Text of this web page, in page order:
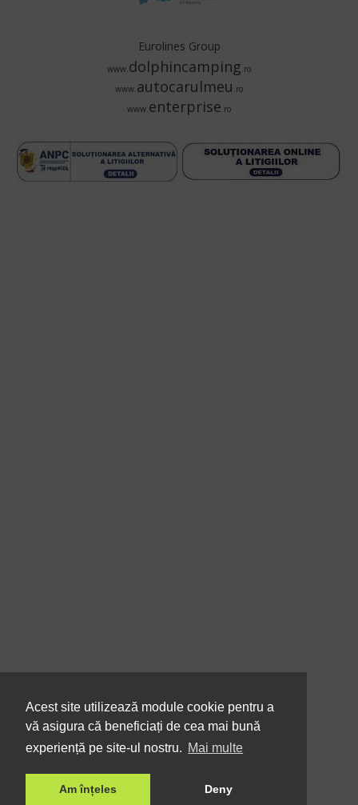
Acest site utilizează module cookie pentru a
vă asigura că beneficiați de cea mai bună
experiență pe site-ul nostru. Mai multe
Am înțeles Deny
Eurolines Group
www.dolphincamping.ro
www.autocarulmeu .ro
www.enterprise.ro